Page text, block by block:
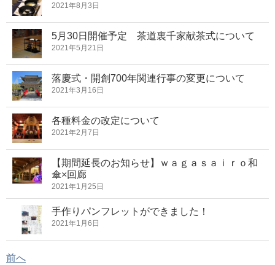
2021年8月3日
5月30日開催予定 茶道裏千家献茶式について
2021年5月21日
落慶式・開創700年関連行事の変更について
2021年3月16日
各種料金の改定について
2021年2月7日
【期間延長のお知らせ】ｗａｇａｓａｉｒｏ和
傘×回廊
2021年1月25日
手作りパンフレットができました！
2021年1月6日
前へ